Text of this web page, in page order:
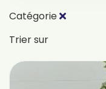
Catégorie
Trier sur